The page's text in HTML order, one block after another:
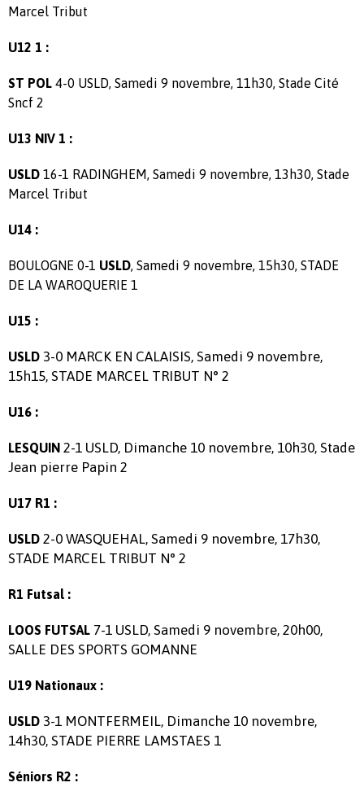
Marcel Tribut
U12 1 :
ST POL 4-0 USLD, Samedi 9 novembre, 11h30, Stade Cité
Sncf 2
U13 NIV 1 :
USLD 16-1 RADINGHEM, Samedi 9 novembre, 13h30, Stade
Marcel Tribut
U14 :
BOULOGNE 0-1 USLD , Samedi 9 novembre, 15h30, STADE
DE LA WAROQUERIE 1
U15 :
USLD 3-0 MARCK EN CALAISIS, Samedi 9 novembre,
15h15, STADE MARCEL TRIBUT N° 2
U16 :
LESQUIN 2-1 USLD, Dimanche 10 novembre, 10h30, Stade
Jean pierre Papin 2
U17 R1 :
USLD 2-0 WASQUEHAL, Samedi 9 novembre, 17h30,
STADE MARCEL TRIBUT N° 2
R1 Futsal :
LOOS FUTSAL 7-1 USLD, Samedi 9 novembre, 20h00,
SALLE DES SPORTS GOMANNE
U19 Nationaux :
USLD 3-1 MONTFERMEIL, Dimanche 10 novembre,
14h30, STADE PIERRE LAMSTAES 1
Séniors R2 :